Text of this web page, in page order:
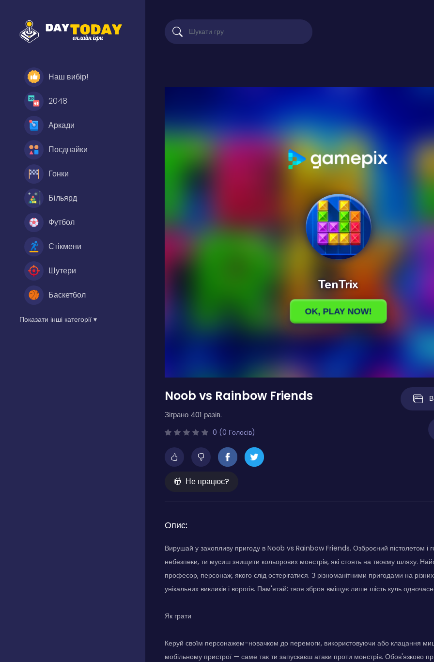
Наш вибір!
2048
Аркади
Поєднайки
Гонки
Більярд
Футбол
Стікмени
Шутери
Баскетбол
Показати інші категорії ▾
Noob vs Rainbow Friends
Зіграно 401 разів.
0 (0 Голосів)
Не працює?
Опис:
Вирушай у захопливу пригоду в Noob vs Rainbow Friends. Озброєний пістолетом і
небезпеки, ти мусиш знищити кольорових монстрів, які стоять на твоєму шляху.
професор, персонаж, якого слід остерігатися. З різноманітними пригодами на
унікальних викликів і ворогів. Пам'ятай: твоя зброя вміщує лише шість куль
Як грати
Керуй своїм персонажем-новачком до перемоги, використовуючи або клацання
мобільному пристрої — саме так ти запускаєш атаки проти монстрів. Обов'язково